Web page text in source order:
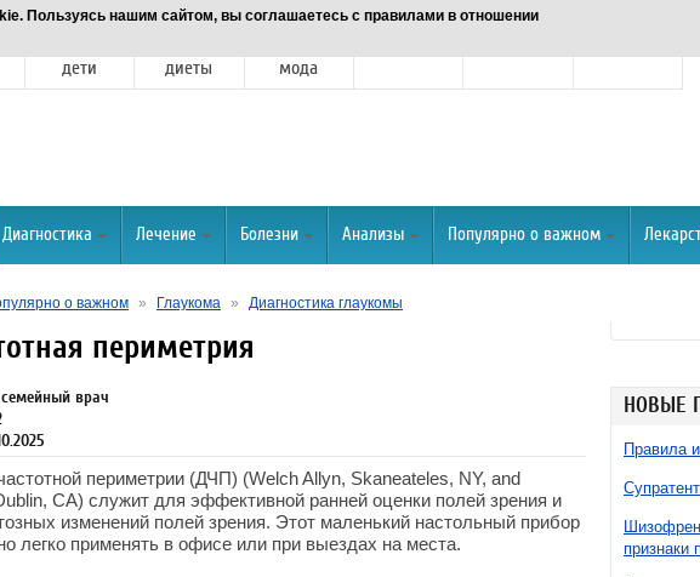
Пользуясь нашим сайтом, вы соглашаетесь с правилами в отношении
дети
диеты
мода
Диагностика Лечение Болезни Анализы Популярно о важном
о важном » Глаукома » Диагностика глаукомы
НОВЫЕ
Правила
признаки
периметрия
врач
периметрии (ДЧП) (Welch Allyn, Skaneateles, NY, and
CA) служит для эффективной ранней оценки полей зрения и
изменений полей зрения. Этот маленький настольный прибор
легко применять в офисе или при выездах на места.